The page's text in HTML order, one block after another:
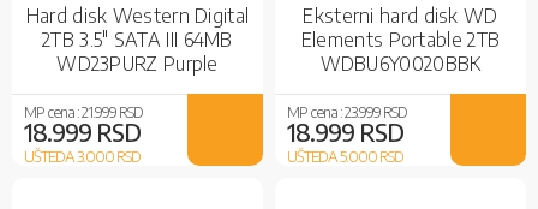
Hard disk Western Digital
2TB 3.5" SATA III 64MB
WD23PURZ Purple
MP cena :21.999 RSD
18.999 RSD
UŠTEDA 3.000RSD
Eksterni hard disk WD
Elements Portable 2TB
WDBU6Y0020BBK
MP cena :23.999 RSD
18.999 RSD
UŠTEDA 5.000RSD